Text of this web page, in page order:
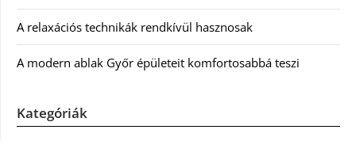
A relaxációs technikák rendkívül hasznosak
A modern ablak Győr épületeit komfortosabbá teszi
Kategóriák